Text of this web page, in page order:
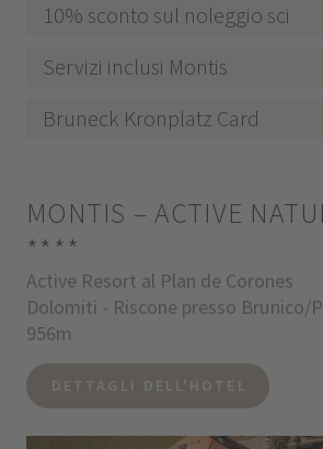
10% sconto sul noleggio sci
Servizi inclusi Montis
Bruneck Kronplatz Card
MONTIS – ACTIVE
****
Active Resort al Plan de Corones
Dolomiti - Riscone presso Brunico/
956m
DETTAGLI DELL'HOTEL